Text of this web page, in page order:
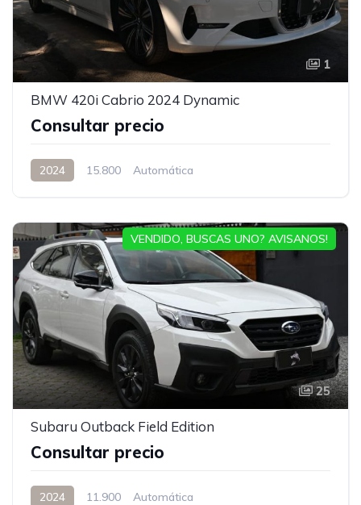
1
BMW 420i Cabrio 2024 Dynamic
Consultar precio
2024 15.800 Automática
25
Subaru Outback Field Edition
Consultar precio
2024 11.900 Automática
VENDIDO, BUSCAS UNO? AVISANOS!